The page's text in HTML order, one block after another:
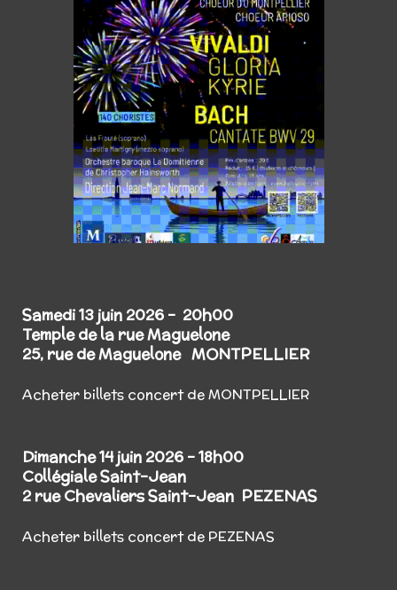
Samedi 13 juin 2026 - 20h00
Temple de la rue Maguelone
25, rue de Maguelone MONTPELLIER
Acheter billets concert de MONTPELLIER
Dimanche 14 juin 2026 -18h00
Collégiale Saint-Jean
2 rue Chevaliers Saint-Jean PEZENAS
Acheter billets concert de PEZENAS